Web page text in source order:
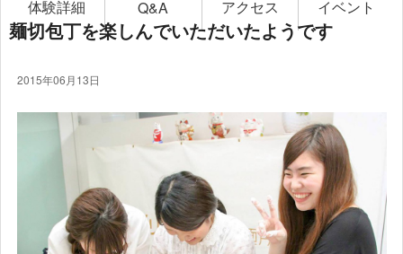
体験詳細 Q&A アクセス イベント
麺切包丁を楽しんでいただいたようです
2015年06月13日